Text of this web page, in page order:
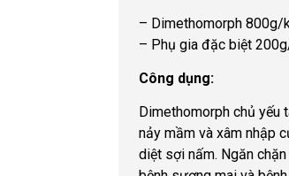
– Dimethomorph 800g/
– Phụ gia đặc biệt
Công dụng:
Dimethomorph chủ yếu
nảy mầm và xâm nhập
diệt sợi nấm. Ngăn